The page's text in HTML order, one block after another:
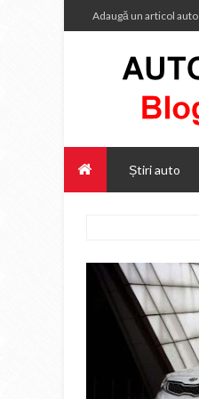
Adaugă un articol auto
Știri auto